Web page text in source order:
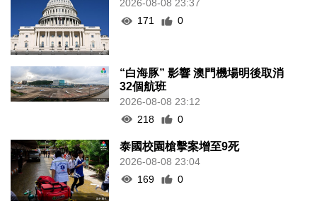
2026-08-08 23:37
171
0
“白海豚” 影響 澳門機場明後取消
32個航班
2026-08-08 23:12
218
0
泰國校園槍擊案增至9死
2026-08-08 23:04
169
0